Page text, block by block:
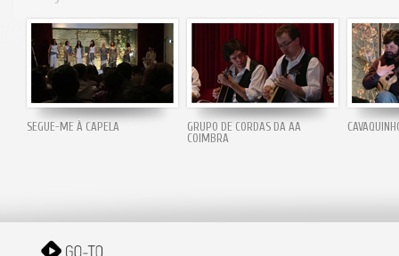
SEGUE-ME À CAPELA
GRUPO DE CORDAS DA AA
COIMBRA